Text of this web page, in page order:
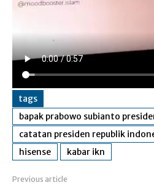
tags
bapak prabowo subianto
catatan presiden republik
hisense
kabar ikn
Previous article